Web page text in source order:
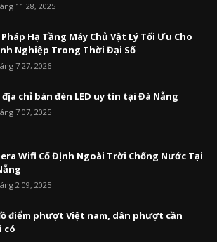
11 28, 2025
Hạ Tầng Máy Chủ Vật Lý Tối Ưu Cho
Nghiệp Trong Thời Đại Số
7 27, 2026
chỉ bán đèn LED uy tín tại Đà Nẵng
7 07, 2025
Wifi Cố Định Ngoài Trời Chống Nước Tại
2 09, 2025
điểm phượt Việt nam, dân phượt cần
có